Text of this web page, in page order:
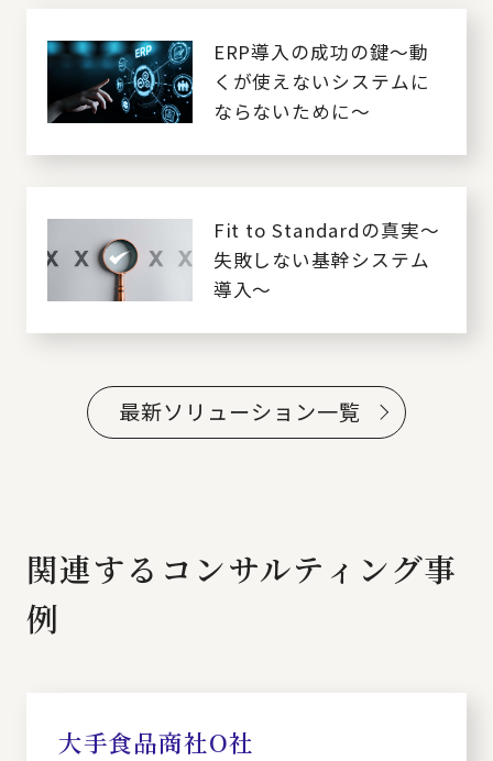
ERP導入の成功の鍵～動
くが使えないシステムに
ならないために～
Fit to Standardの真実～
失敗しない基幹システム
導入～
最新ソリューション一覧
関連するコンサルティング事
例
大手食品商社O社